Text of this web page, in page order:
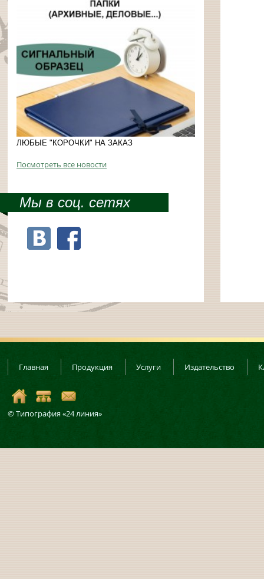
ЛЮБЫЕ "КОРОЧКИ" НА ЗАКАЗ
Посмотреть все новости
Мы в соц. сетях
Главная Продукция Услуги Издательство
© Типография «24 линия»